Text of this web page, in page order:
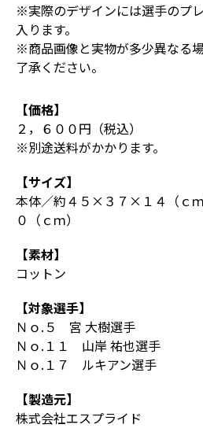
※実際のデザインには選手のプ
入ります。
※商品画像と実物が多少異なる
了承ください。
【価格】
２，６００円（税込）
※別途送料がかかります。
【サイズ】
本体／約４５×３７×１４（ｃ
０（ｃｍ）
【素材】
コットン
【対象選手】
Ｎｏ.５ 宮 大樹選手
Ｎｏ.１１ 山岸 祐也選手
Ｎｏ.１７ ルキアン選手
【製造元】
株式会社エスプライド